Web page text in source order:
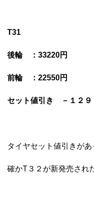
T31
後輪 ：33220円
前輪 ：22550円
セット値引き －１２９
タイヤセット値引きが
確かT３２が新発売され